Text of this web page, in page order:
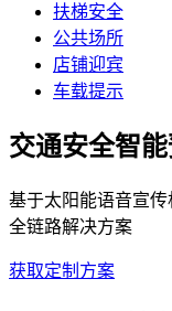
扶梯安全
公共场所
店铺迎宾
车载提示
交通安全智
基于太阳能语音宣
全链路解决方案
获取定制方案